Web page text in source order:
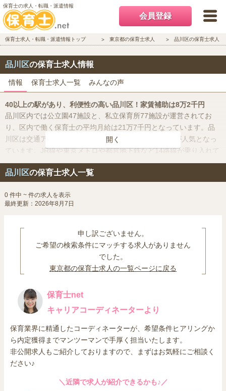
保育士の求人・転職・派遣情報
会員登録
保育士求人・転職・派遣情報トップ 東京都の保育士求人 品川区の保育士求人
品川区の保育士求人情報
情報 保育士求人一覧 みんなの声
40以上の駅があり、利便性の高い品川区！家賃補助は8万2千円
品川区内では公立園47施設と、私立保育所77施設が運営されてお
り、区内で働く保育士の平均月給は21万7千円となっています。品
川区は交通アクセスと治安が良いために、住みやすさが人気となっ
ています。JR線や東京メトロや都営地下鉄など14路線が乗り入れて
おり、区内にある駅は40を超えているので、都心はもちろん、神奈
川県内に行くにも利便性が高いエリアです。区内にある主要駅は大
の本社やオフィスが多く、100以上の商店街があることでも有名で
す。品川区の１Kやワンルームの家賃相場は約9万2千円となってお
の補助がされます。補助の対象となるのは、家賃のほか、管理費、
礼金、更新料なども含まれます。
開く
品川区の保育士求人一覧
0 件中 ~ 件の求人を表示
最終更新：2026年8月7日
申し訳ございません。
ご希望の検索条件にマッチする求人がありません
でした。
東京都の保育士求人の一覧ページに戻る
保育士net
キャリアコーディネーターより
保育業界に精通したコーディネーターが、希望条件ヒアリングか
ら内定獲得までマンツーマンで手厚く担当いたします。
非公開求人もご紹介しておりますので、まずはお気軽にご相談く
ださい♪
＼近隣で求人が紹介できるかも♪／